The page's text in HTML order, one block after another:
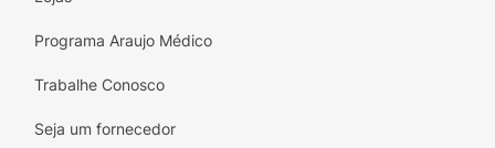
Programa Araujo Médico
Trabalhe Conosco
Seja um fornecedor